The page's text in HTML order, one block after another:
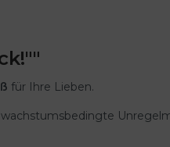
für Ihre Lieben.